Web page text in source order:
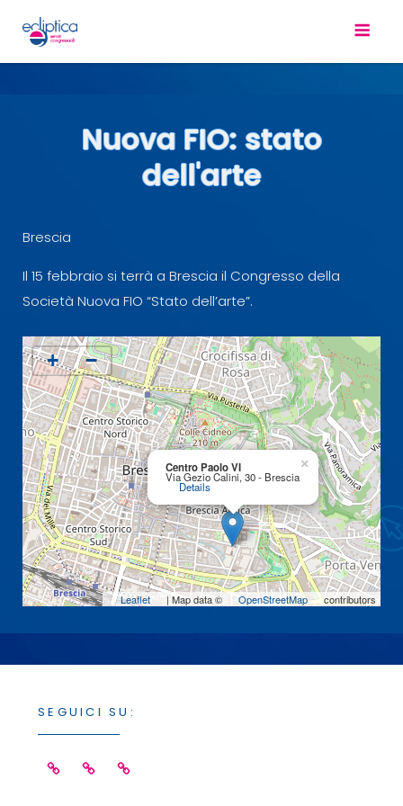
Nuova FIO: stato
dell'arte
Brescia
Il 15 febbraio si terrà a Brescia il Congresso della
Società Nuova FIO “Stato dell’arte”.
Centro Paolo VI
Via Gezio Calini, 30 - Brescia
Details
×
+ −
Leaflet | Map data © OpenStreetMap contributors
SEGUICI SU:
FacebookLinkedinInstagram